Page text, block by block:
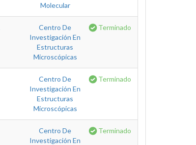
Molecular
Centro De
Investigación En
Estructuras
Microscópicas
Terminado
Centro De
Investigación En
Estructuras
Microscópicas
Terminado
Centro De
Investigación En
Terminado